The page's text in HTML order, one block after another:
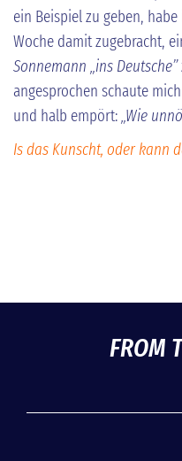
ein Beispiel zu geben,
Woche damit zugebracht,
Sonnemann „ins Deutsche”
angesprochen schaute mich
und halb empört:„Wie
Is das Kunscht, oder kann
FROM